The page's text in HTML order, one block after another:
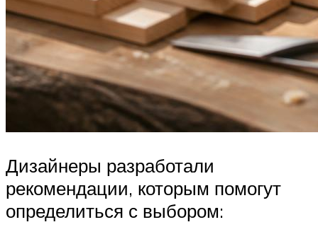
Дизайнеры разработали
рекомендации, которым помогут
определиться с выбором: